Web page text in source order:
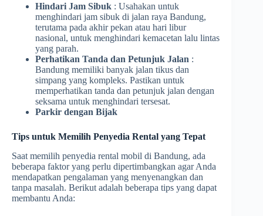
Hindari Jam Sibuk : Usahakan untuk
menghindari jam sibuk di jalan raya Bandung,
terutama pada akhir pekan atau hari libur
nasional, untuk menghindari kemacetan lalu lintas
yang parah.
Perhatikan Tanda dan Petunjuk Jalan :
Bandung memiliki banyak jalan tikus dan
simpang yang kompleks. Pastikan untuk
memperhatikan tanda dan petunjuk jalan dengan
seksama untuk menghindari tersesat.
Parkir dengan Bijak
Tips untuk Memilih Penyedia Rental yang Tepat
Saat memilih penyedia rental mobil di Bandung, ada
beberapa faktor yang perlu dipertimbangkan agar Anda
mendapatkan pengalaman yang menyenangkan dan
tanpa masalah. Berikut adalah beberapa tips yang dapat
membantu Anda: